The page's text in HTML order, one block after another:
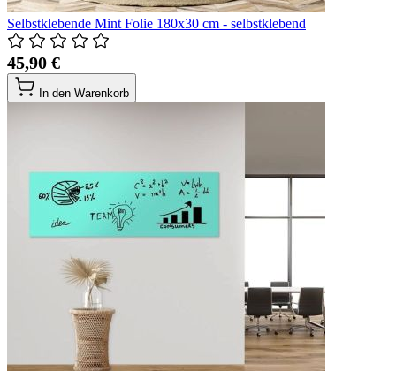
Selbstklebende Mint Folie 180x30 cm - selbstklebend
45,90 €
In den Warenkorb